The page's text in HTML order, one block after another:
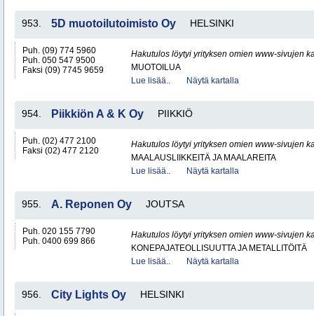
953. 5D muotoilutoimisto Oy HELSINKI
Puh. (09) 774 5960
Puh. 050 547 9500
Faksi (09) 7745 9659
Hakutulos löytyi yrityksen omien www-sivujen
MUOTOILUA
Lue lisää..
Näytä kartalla
954. Piikkiön A & K Oy PIIKKIÖ
Puh. (02) 477 2100
Faksi (02) 477 2120
Hakutulos löytyi yrityksen omien www-sivujen
MAALAUSLIIKKEITÄ JA MAALAREITA
Lue lisää..
Näytä kartalla
955. A. Reponen Oy JOUTSA
Puh. 020 155 7790
Puh. 0400 699 866
Hakutulos löytyi yrityksen omien www-sivujen
KONEPAJATEOLLISUUTTA JA METALLITÖITÄ
Lue lisää..
Näytä kartalla
956. City Lights Oy HELSINKI